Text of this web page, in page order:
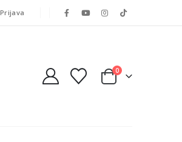
Prijava
0